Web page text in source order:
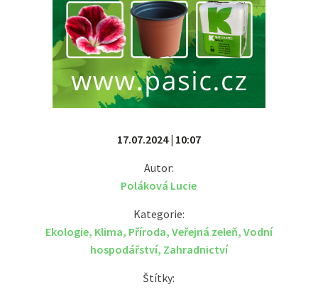
17.07.2024 | 10:07
Autor:
Poláková Lucie
Kategorie:
Ekologie, Klima, Příroda, Veřejná zeleň, Vodní
hospodářství, Zahradnictví
Štítky: